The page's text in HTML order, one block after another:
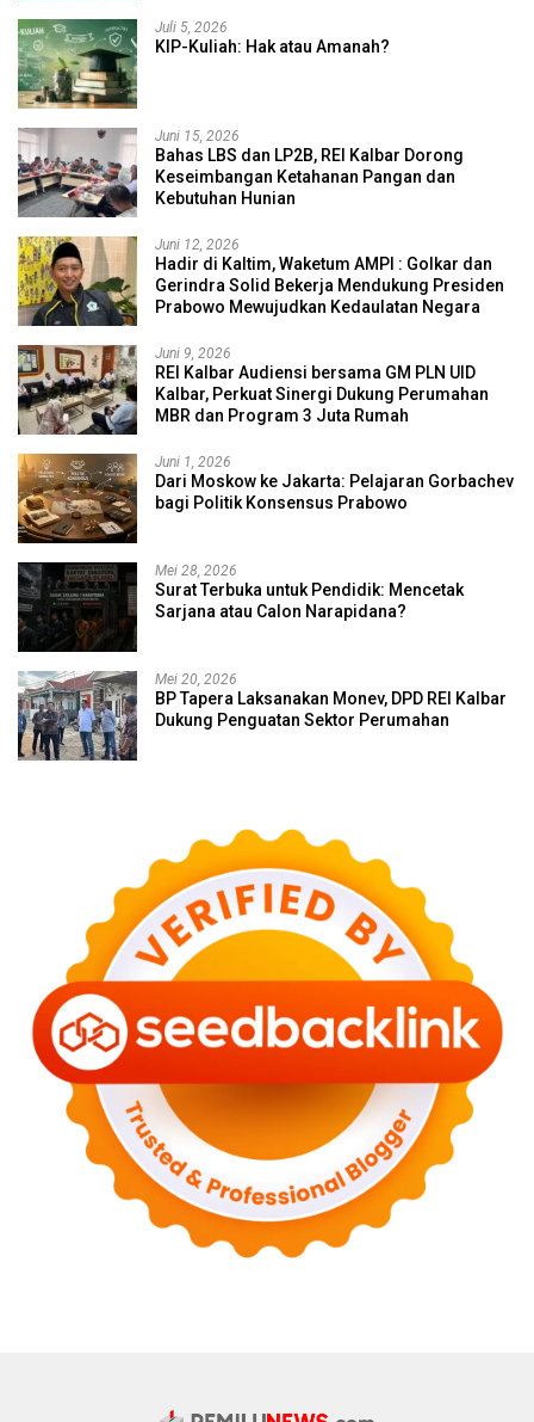
Juli 5, 2026
KIP-Kuliah: Hak atau Amanah?
Juni 15, 2026
Bahas LBS dan LP2B, REI Kalbar Dorong
Keseimbangan Ketahanan Pangan dan
Kebutuhan Hunian
Juni 12, 2026
Hadir di Kaltim, Waketum AMPI : Golkar dan
Gerindra Solid Bekerja Mendukung Presiden
Prabowo Mewujudkan Kedaulatan Negara
Juni 9, 2026
REI Kalbar Audiensi bersama GM PLN UID
Kalbar, Perkuat Sinergi Dukung Perumahan
MBR dan Program 3 Juta Rumah
Juni 1, 2026
Dari Moskow ke Jakarta: Pelajaran Gorbachev
bagi Politik Konsensus Prabowo
Mei 28, 2026
Surat Terbuka untuk Pendidik: Mencetak
Sarjana atau Calon Narapidana?
Mei 20, 2026
BP Tapera Laksanakan Monev, DPD REI Kalbar
Dukung Penguatan Sektor Perumahan